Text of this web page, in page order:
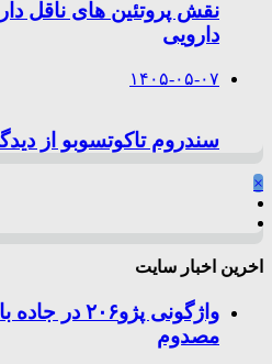
نقش پروتئین های ناقل
دارویی
۱۴۰۵-۰۵-۰۷
سندروم تاکوتسوبو از
×
اخرین اخبار سایت
مصدوم